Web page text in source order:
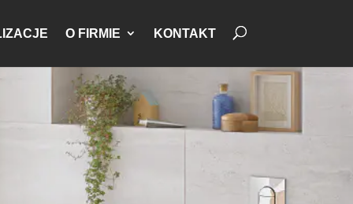
O FIRMIE KONTAKT